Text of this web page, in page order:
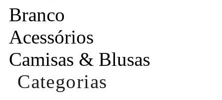
Branco
Acessórios
Camisas & Blusas
Categorias